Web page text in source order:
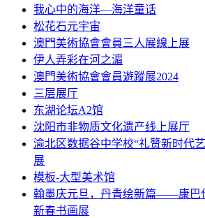
我心中的海洋—海洋童话
松花石元宇宙
澳門美術協會會員三人展線上展
伊人弄彩在河之湄
澳門美術協會會員遊蹤展2024
三层展厅
东湖论坛A2馆
沈阳市非物质文化遗产线上展厅
渝北区数据谷中学校“礼赞新时代
展
模板-大型美术馆
翰墨庆元旦，丹青绘新篇——康巴
新春书画展